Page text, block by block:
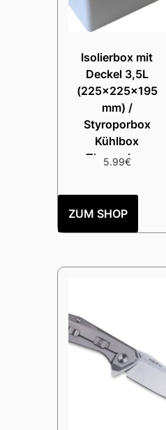
Isolierbox mit
Deckel 3,5L
(225x225x195
mm) /
Styroporbox
Kühlbox
Thermobox
5.99€
ZUM SHOP